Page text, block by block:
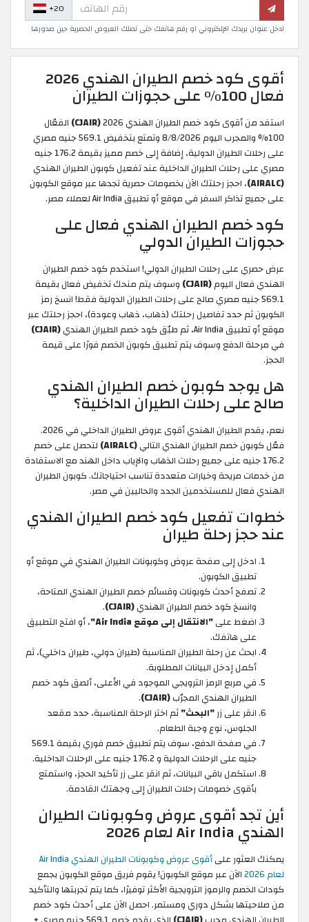
+20
ادخل عنوان بريدك الإلكتروني او رقم هاتفك حتى تصلك العروض الحصرية حين صدورها
أقوى كود خصم الطيران الهندي 2026
فعال 100% على حجوزات الطيران
استفد من أقوى كود خصم الطيران الهندي 2026 (CJAIR)
الفعّال
100% والمجرب اليوم 8/8/2026 وتمتع بتخفيض 569.1 جنيه مصري
على رحلات الطيران الدولية، إضافة إلى خصم مميز بقيمة 176.2 جنيه
مصري على رحلات الطيران الداخلية عند تفعيل كوبون الطيران الهندي
(AIRALC)
، احجز رحلتك الآن بخصومات حصرية تجدها عبر موقع الكوبون
على جميع تذاكر السفر في موقع أو تطبيق Air India لعملاء مصر.
كود خصم الطيران الهندي فعال على
حجوزات الطيران الدولي
عرض حصري على رحلات الطيران الدولي! استخدم كود خصم الطيران
الهندي فعال اليوم(CJAIR)
وسوف يتم منحك تخفيض فعال بقيمة
569.1 جنيه مصري صالح على رحلات الطيران الدولية فقط! انسخ رمز
الكوبون ثم حدد تفاصيل رحلتك (ذهاب، ذهاب وعودة)، احجز رحلتك عبر
موقع أو تطبيق Air India، ثم طبّق كود خصم الطيران الهندي
(CJAIR)
في مرحلة الدفع وسوف يتم تطبيق كوبون الخصم فورًا على قيمة
الحجز.
هل يوجد كوبون خصم الطيران الهندي
صالح على رحلات الطيران الداخلية؟
نعم، يقدم الطيران الهندي أقوى عروض الطيران الداخلي في 2026.
فعّل كوبون خصم الطيران الهندي التالي(AIRALC)
لتحصل على خصم
176.2 جنيه على جميع رحلات الذهاب والإياب داخل الهند مع الاستفادة
من خدمات مريحة وخيارات متعددة تناسب احتياجاتك. كوبون الطيران
الهندي فعال للمستخدمين الجدد والحاليين في مصر.
خطوات تفعيل كود خصم الطيران الهندي
عند حجز رحلة طيران
ادخل إلى صفحة عروض وكوبونات الطيران الهندي في موقع أو
تطبيق الكوبون.
تصفح أحدث كوبونات وقسائم خصم الطيران الهندي المتاحة،
وانسخ كود خصم الطيران الهندي(CJAIR)
.
اضغط على"الانتقال إلى موقع Air India"
، أو افتح التطبيق
على هاتفك.
ابحث عن رحلة الطيران المناسبة (طيران دولي، طيران داخلي)، ثم
أكمل إدخل البيانات المطلوبة.
في مربع الرمز الترويجي الموجود في الأعلى، ألصق كود خصم
الطيران الهندي المجرّب(CJAIR)
.
انقر على زر"البحث"ثم اختر الرحلة المناسبة، حدد مقعد
الجلوس، نوع وجبة الطعام.
في صفحة الدفع، سوف يتم تطبيق خصم فوري بقيمة 569.1
جنيه على الرحلات الدولية و 176.2 جنيه على الرحلات الداخلية.
استكمل باقي البيانات، ثم انقر على زر تأكيد الحجز، واستمتع
بأقوى خصومات رحلات الطيران إلى وجهتك القادمة.
أين تجد أقوى عروض وكوبونات الطيران
الهندي Air India لعام 2026
يمكنك العثور على
أقوى عروض وكوبونات الطيران الهندي Air India
لعام 2026
الآن عبر موقع الكوبون! يقوم فريق موقع الكوبون بجمع
كودات الخصم والرموز الترويجية الأكثر توفيرًا، كما يتم تجربتها والتأكيد
من صلاحيتها بشكل دوري ومستمر. احصل الآن على أحدث كود خصم